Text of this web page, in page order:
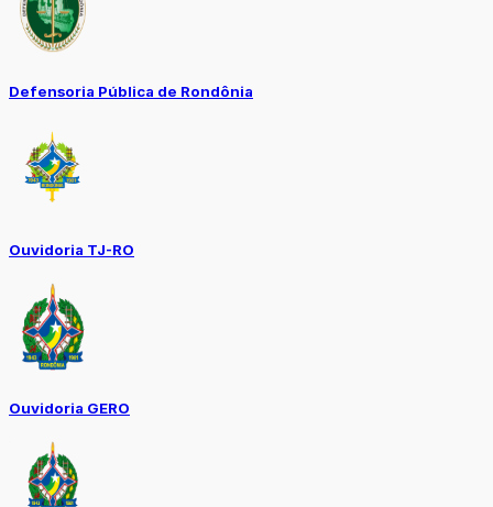
Defensoria Pública de Rondônia
Ouvidoria TJ-RO
Ouvidoria GERO